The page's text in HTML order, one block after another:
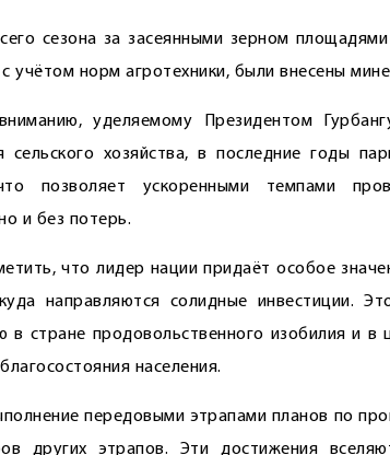
сезона за засеянными зерном
с учётом норм агротехники, были внесены
уделяемому Президентом
сельского хозяйства, в последние годы
позволяет ускоренными темпами
и без потерь.
что лидер нации придаёт особое
направляются солидные инвестиции.
в стране продовольственного изобилия и
населения.
передовыми этрапами планов по
других этрапов. Эти достижения